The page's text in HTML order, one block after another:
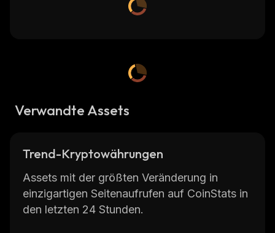
Verwandte Assets
Trend-Kryptowährungen
Assets mit der größten Veränderung in
einzigartigen Seitenaufrufen auf CoinStats in
den letzten 24 Stunden.